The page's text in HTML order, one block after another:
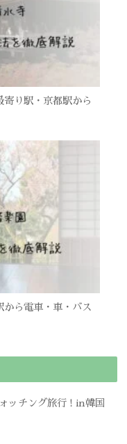
寄り駅・京都駅から
から電車・車・バス
ッチング旅行 ! in韓国